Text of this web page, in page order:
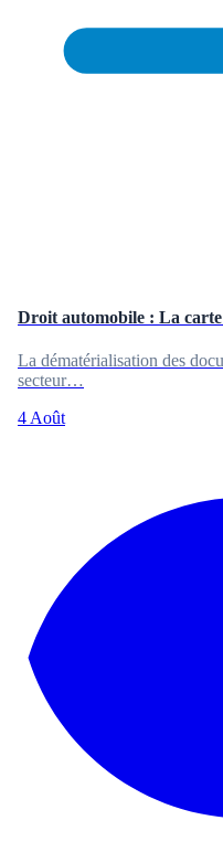
Droit automobile : La
La dématérialisation des
secteur…
4 Août